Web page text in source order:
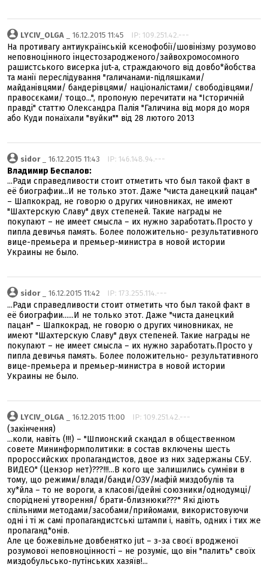
LYCIV_OLGA _ 16.12.2015 11:45 IP: 109.251.42.---
На противагу антиукраїнській ксенофобії/шовінізму розумово
неповноцінного інцестозародженого/зайвохромосомного
рашистського висерка jut-а, страждаючого від довбо*йобства
та манії переслідування "галичанами-підляшками/
майданівцями/ бандерівцями/ націоналістами/ свободівцями/
правосєками/ тощо...", пропоную перечитати на "Історичній
правді" статтю Олександра Палія "Галичина від моря до моря
або Куди понаїхали "вуйки"" від 28 лютого 2013
sidor_ 16.12.2015 11:43 IP: 146.148.94.---
Владимир Беспалов:
...Ради справедливости стоит отметить что был такой факт в
её биографии...И не только этот. Даже "чиста данецкий пацан"
– Шапкокрад, не говорю о других чиновниках, не имеют
"Шахтерскую Славу" двух степеней. Такие награды не
покупают – не имеет смысла – их нужно заработать.Просто у
пипла девичья память. Более положительно- результативного
вице-премьера и премьер-министра в новой истории
Украины не было.
sidor_ 16.12.2015 11:42 IP: 173.255.114.---
...Ради справедливости стоит отметить что был такой факт в
её биографии......И не только этот. Даже "чиста данецкий
пацан" – Шапкокрад, не говорю о других чиновниках, не
имеют "Шахтерскую Славу" двух степеней. Такие награды не
покупают – не имеет смысла – их нужно заработать.Просто у
пипла девичья память. Более положительно- результативного
вице-премьера и премьер-министра в новой истории
Украины не было.
LYCIV_OLGA _ 16.12.2015 11:00 IP: 109.251.42.---
(закінчення)
...коли, навіть (!!!) – "Шпионский скандал в общественном
совете Мининформполитики: в состав включены шесть
пророссийских пропагандистов, двое из них задержаны СБУ.
ВИДЕО" (Цензор нет)???!!!...В кого ще залишились сумніви в
тому, що режими/влади/банди/ОЗУ/мафій миздобулів та
ху*йла – то не вороги, а класові/ідейні союзники/однодумці/
споріднені утворення/ брати-близнюки???" Які діють
спільними методами/засобами/прийомами, використовуючи
одні і ті ж самі пропагандистські штампи і, навіть, одних і тих же
пропаганд*онів.
Але це божевільне довбенятко jut – з-за своєї вродженої
розумової неповноцінності – не розуміє, що він "палить" своїх
миздобульсько-путінських хазяїв!...